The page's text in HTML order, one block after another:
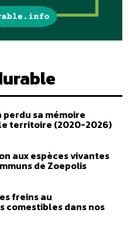
sa mémoire
territoire (2020-2026)
aux espèces vivantes
de Zoepolis
freins au
comestibles dans nos